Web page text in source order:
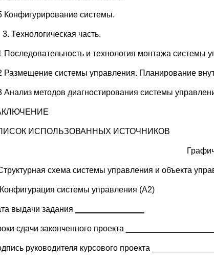
Конфигурирование системы.
Технологическая часть.
Последовательность и технология монтажа системы
Размещение системы управления. Планирование
Анализ методов диагностирования системы
ИСПОЛЬЗОВАННЫХ ИСТОЧНИКОВ
схема системы управления и объекта
системы управления (А2)
выдачи задания
сдачи законченного проекта ____________________
руководителя курсового проекта